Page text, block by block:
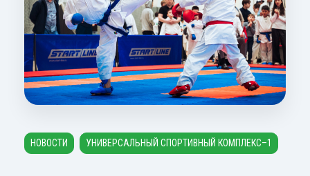
НОВОСТИ УНИВЕРСАЛЬНЫЙ СПОРТИВНЫЙ КОМПЛЕКС–1